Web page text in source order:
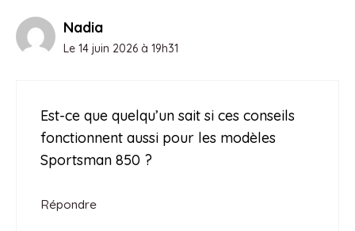
Nadia
Le 14 juin 2026 à 19h31
Est-ce que quelqu’un sait si ces conseils
fonctionnent aussi pour les modèles
Sportsman 850 ?
Répondre